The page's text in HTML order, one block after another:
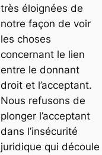
très éloignées de
notre façon de voir
les choses
concernant le lien
entre le donnant
droit et l’acceptant.
Nous refusons de
plonger l’acceptant
dans l’insécurité
juridique qui découle